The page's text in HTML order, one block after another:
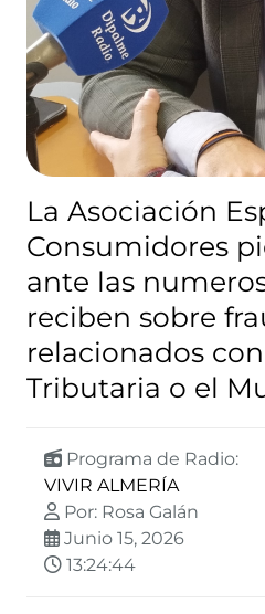
La Asociación
Consumidores
ante las
reciben sobre
relacionados
Tributaria o el
Programa de Radio:
VIVIR ALMERÍA
Por: Rosa Galán
Junio 15, 2026
13:24:44